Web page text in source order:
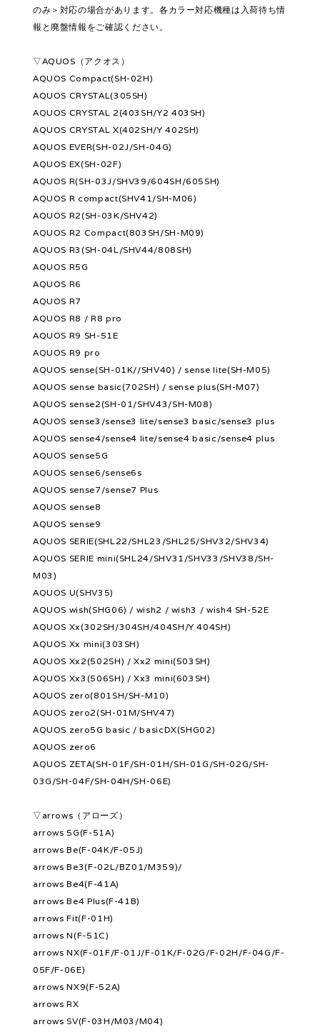
のみ＞対応の場合があります。各カラー対応機種は入荷待ち情
報と廃盤情報をご確認ください。
▽AQUOS（アクオス）
AQUOS Compact(SH-02H)
AQUOS CRYSTAL(305SH)
AQUOS CRYSTAL 2(403SH/Y2 403SH)
AQUOS CRYSTAL X(402SH/Y 402SH)
AQUOS EVER(SH-02J/SH-04G)
AQUOS EX(SH-02F)
AQUOS R(SH-03J/SHV39/604SH/605SH)
AQUOS R compact(SHV41/SH-M06)
AQUOS R2(SH-03K/SHV42)
AQUOS R2 Compact(803SH/SH-M09)
AQUOS R3(SH-04L/SHV44/808SH)
AQUOS R5G
AQUOS R6
AQUOS R7
AQUOS R8 / R8 pro
AQUOS R9 SH-51E
AQUOS R9 pro
AQUOS sense(SH-01K//SHV40) / sense lite(SH-M05)
AQUOS sense basic(702SH) / sense plus(SH-M07)
AQUOS sense2(SH-01/SHV43/SH-M08)
AQUOS sense3/sense3 lite/sense3 basic/sense3 plus
AQUOS sense4/sense4 lite/sense4 basic/sense4 plus
AQUOS sense5G
AQUOS sense6/sense6s
AQUOS sense7/sense7 Plus
AQUOS sense8
AQUOS sense9
AQUOS SERIE(SHL22/SHL23/SHL25/SHV32/SHV34)
AQUOS SERIE mini(SHL24/SHV31/SHV33/SHV38/SH-
M03)
AQUOS U(SHV35)
AQUOS wish(SHG06) / wish2 / wish3 / wish4 SH-52E
AQUOS Xx(302SH/304SH/404SH/Y 404SH)
AQUOS Xx mini(303SH)
AQUOS Xx2(502SH) / Xx2 mini(503SH)
AQUOS Xx3(506SH) / Xx3 mini(603SH)
AQUOS zero(801SH/SH-M10)
AQUOS zero2(SH-01M/SHV47)
AQUOS zero5G basic / basicDX(SHG02)
AQUOS zero6
AQUOS ZETA(SH-01F/SH-01H/SH-01G/SH-02G/SH-
03G/SH-04F/SH-04H/SH-06E)
▽arrows（アローズ）
arrows 5G(F-51A)
arrows Be(F-04K/F-05J)
arrows Be3(F-02L/BZ01/M359)/
arrows Be4(F-41A)
arrows Be4 Plus(F-41B)
arrows Fit(F-01H)
arrows N(F-51C)
arrows NX(F-01F/F-01J/F-01K/F-02G/F-02H/F-04G/F-
05F/F-06E)
arrows NX9(F-52A)
arrows RX
arrows SV(F-03H/M03/M04)